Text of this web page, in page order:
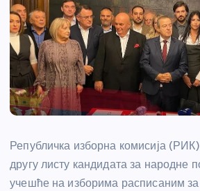
Републичка изборна комисија
другу листу кандидата за народне
учешће на изборима расписаним